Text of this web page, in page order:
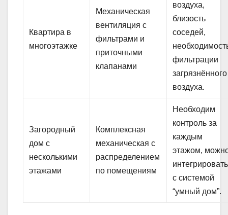
Квартира в
многоэтажке
Механическая
вентиляция с
фильтрами и
приточными
клапанами
воздуха,
близость
соседей,
фильтрации
загрязнённого
воздуха.
Загородный
дом с
несколькими
этажами
Комплексная
механическая с
распределением
по помещениям
Необходим
контроль за
каждым
этажом,
интегрировать
с системой
“умный дом”.